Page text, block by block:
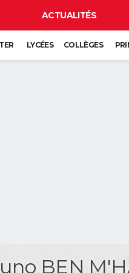
ACTUALITÉS
LYCÉES COLLÈGES
BEN